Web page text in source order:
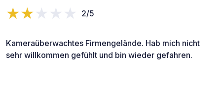
2/5
Kameraüberwachtes Firmengelände. Hab mich nicht
sehr willkommen gefühlt und bin wieder gefahren.